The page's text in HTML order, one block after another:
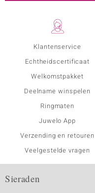
Klantenservice
Echtheidscertificaat
Welkomstpakket
Deelname winspelen
Ringmaten
Juwelo App
Verzending en retouren
Veelgestelde vragen
Sieraden